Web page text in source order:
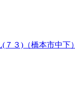
３)（橋本市中下）